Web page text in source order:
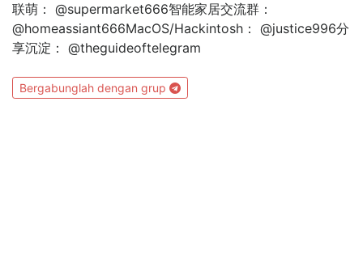
联萌： @supermarket666智能家居交流群：
@homeassiant666MacOS/Hackintosh： @justice996分
享沉淀： @theguideoftelegram
Bergabunglah dengan grup